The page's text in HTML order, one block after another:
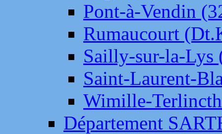
Pont-à-Vendin
Rumaucourt
Sailly-sur-la-Lys
Saint-Laurent-
Wimille-
Département